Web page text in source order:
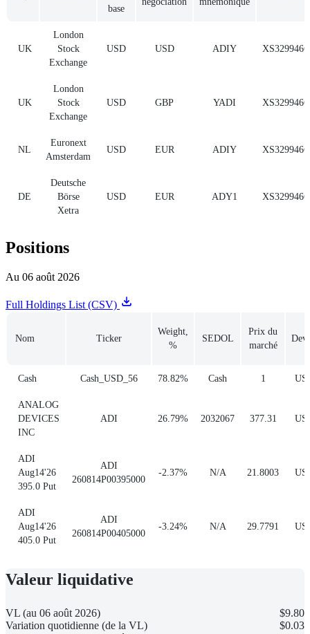
base
UK
London
Stock
Exchange
USD USD ADIY
UK
London
Stock
Exchange
USD GBP YADI
NL
Euronext
Amsterdam
USD EUR ADIY
DE
Deutsche
Börse
Xetra
USD EUR ADY1
Positions
Au 06 août 2026
Full Holdings List (CSV)
Nom Ticker
Weight,
%
SEDOL
Prix du
marché
Cash Cash_USD_56 78.82% Cash 1
ANALOG
DEVICES
INC
ADI 26.79% 2032067 377.31
ADI
Aug14'26
395.0 Put
ADI
260814P00395000
-2.37% N/A 21.8003
ADI
Aug14'26
405.0 Put
ADI
260814P00405000
-3.24% N/A 29.7791
Valeur liquidative
VL (au 06 août 2026)
$9.80
Variation quotidienne (de la VL)
$0.03